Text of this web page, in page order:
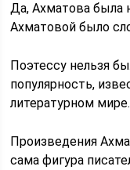
Да, Ахматова была
Ахматовой было
Поэтессу нельзя
популярность,
литературном мире.
Произведения
сама фигура